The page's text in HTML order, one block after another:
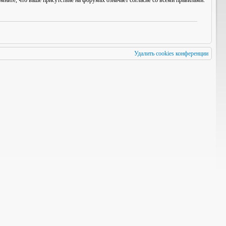
Удалить cookies конференции